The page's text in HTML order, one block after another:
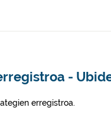
-
erregistroa.